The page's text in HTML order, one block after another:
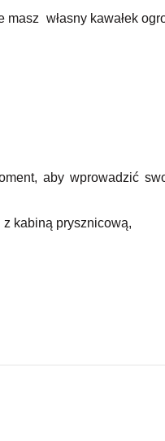
masz własny kawałek
aby wprowadzić
kabiną prysznicową,